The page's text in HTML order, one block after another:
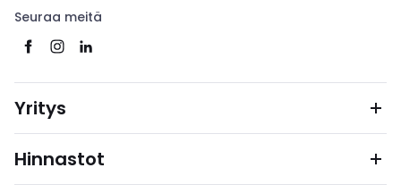
Seuraa meitä
Yritys
Hinnastot